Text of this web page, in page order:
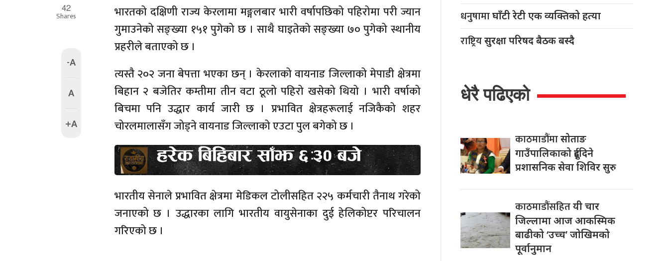
42
Shares
-A
A
+A
भारतको दक्षिणी राज्य केरलामा मङ्गलबार भारी वर्षापछिको पहिरोमा परी ज्यान
गुमाउनेको सङ्ख्या १५१ पुगेको छ । साथै घाइतेको सङ्ख्या ७० पुगेको स्थानीय
प्रहरीले बताएको छ ।
त्यस्तै २०२ जना बेपत्ता भएका छन् । केरलाको वायनाड जिल्लाको मेपाडी क्षेत्रमा
बिहान २ बजेतिर कम्तीमा तीन वटा ठूलो पहिरो खसेको थियो । भारी वर्षाको
बिचमा पनि उद्धार कार्य जारी छ । प्रभावित क्षेत्रहरूलाई नजिकैको शहर
चोरलमालासँग जोड्ने वायनाड जिल्लाको एउटा पुल बगेको छ ।
भारतीय सेनाले प्रभावित क्षेत्रमा मेडिकल टोलीसहित २२५ कर्मचारी तैनाथ गरेको
जनाएको छ । उद्धारका लागि भारतीय वायुसेनाका दुई हेलिकोप्टर परिचालन
गरिएको छ ।
धनुषामाघाँटी रेटी एक व्यक्तिको हत्या
राष्ट्रियसुरक्षा परिषद बैठक बस्दै
धेरै पढिएको
काठमाडौंमासोताङ
गाउँपालिकाको दुईदिने
प्रशासनिक सेवा शिविर सुरु
काठमाडौंसहितयी चार
जिल्लामा आज आकस्मिक
बाढीको ‘उच्च’ जोखिमको
पूर्वानुमान